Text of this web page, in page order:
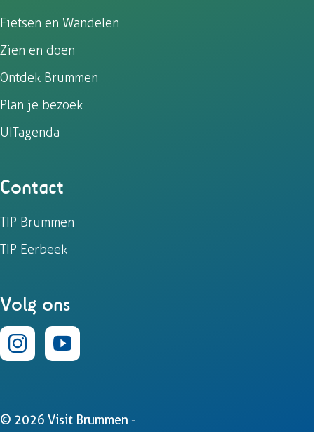
Fietsen en Wandelen
Zien en doen
Ontdek Brummen
Plan je bezoek
UITagenda
Contact
TIP Brummen
TIP Eerbeek
Volg ons
I
Y
u
© 2026 Visit Brummen -